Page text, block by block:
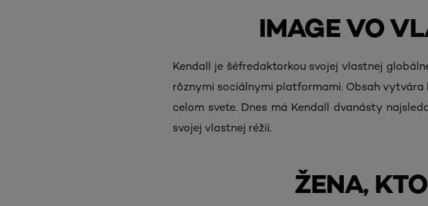
IMAGE VO
Kendall je šéfredaktorkou svojej vlastnej
rôznymi sociálnymi platformami. Obsah
celom svete. Dnes má Kendall dvanásty
svojej vlastnej réžii.
ŽENA,